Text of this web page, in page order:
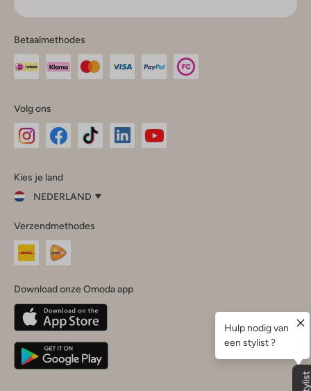
Betaalmethodes
Volg ons
InstagramFacebook
Kies je land
NEDERLAND
je
land
Nederland
Belgique(Français)
Deutschland
Verzendmethodes
Download onze Omoda app